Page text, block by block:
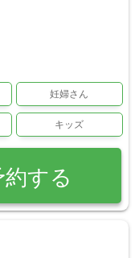
妊婦さん
キッズ
する